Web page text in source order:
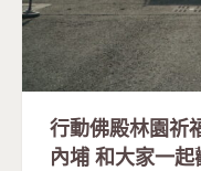
行動佛殿林園祈
內埔 和大家一